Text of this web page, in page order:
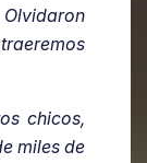
chicos,
miles de